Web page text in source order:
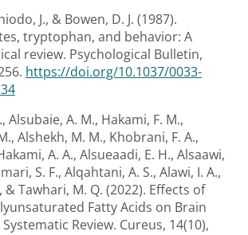
J., & Bowen, D. J. (1987).
tryptophan, and behavior: A
review. Psychological Bulletin,
https://doi.org/10.1037/0033-
Alsubaie, A. M., Hakami, F. M.,
Alshekh, M. M., Khobrani, F. A.,
A. A., Alsueaadi, E. H., Alsaawi,
S. F., Alqahtani, A. S., Alawi, I. A.,
& Tawhari, M. Q. (2022). Effects of
Fatty Acids on Brain
Review. Cureus, 14(10),